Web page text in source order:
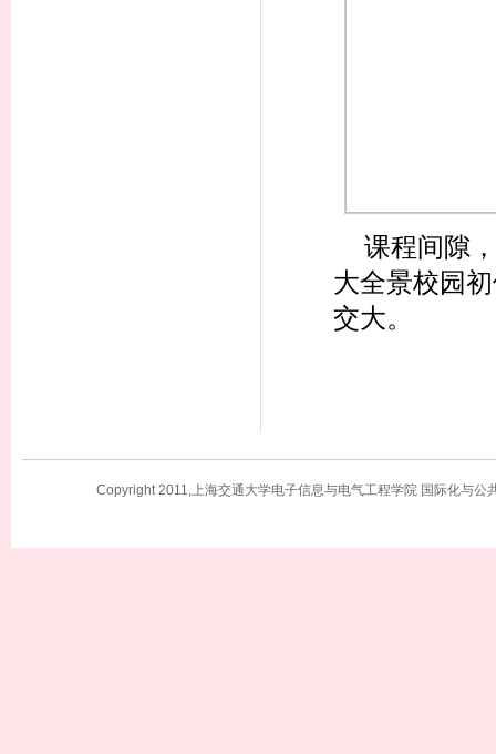
课程间隙
大全景校园
交大。
Copyright 2011,上海交通大学电子信息与电气工程学院 国际化与公